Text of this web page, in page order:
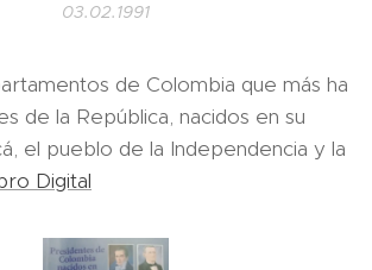
03.02.1991
de Colombia que más ha
de la República, nacidos en su
el pueblo de la Independencia y la
Digital